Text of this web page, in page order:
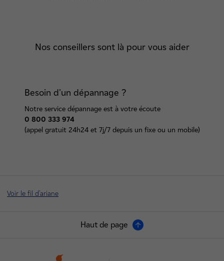
Nos conseillers sont là pour vous aider
Besoin d'un dépannage ?
Notre service dépannage est à votre écoute
0 800 333 974
(appel gratuit 24h24 et 7j/7 depuis un fixe ou un mobile)
Voir le fil d'ariane
Haut de page